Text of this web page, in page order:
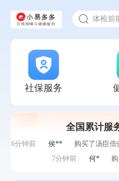
体检前
入职体
甲状腺
社保服务
全国累计服
刚刚 陆**
购
刚刚
陆**
购
1分钟前
戴*
1分钟前
2分钟前
6分钟前
赵**
6分钟前
侯**
购买了汤臣倍
7分钟前
何*